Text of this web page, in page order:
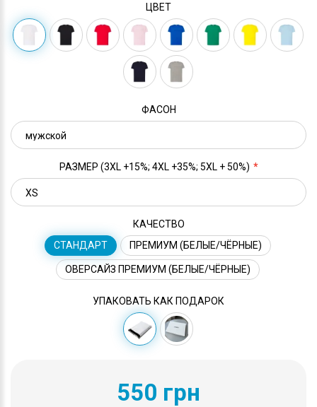
ЦВЕТ
ФАСОН
РАЗМЕР (3XL +15%; 4XL +35%; 5XL + 50%)
КАЧЕСТВО
СТАНДАРТ
ПРЕМИУМ (БЕЛЫЕ/ЧЁРНЫЕ)
ОВЕРСАЙЗ ПРЕМИУМ (БЕЛЫЕ/ЧЁРНЫЕ)
УПАКОВАТЬ КАК ПОДАРОК
550 грн